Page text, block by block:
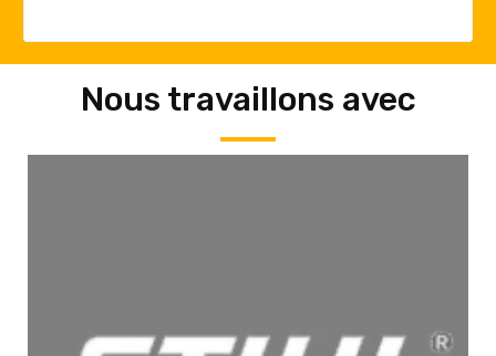
Nous travaillons avec